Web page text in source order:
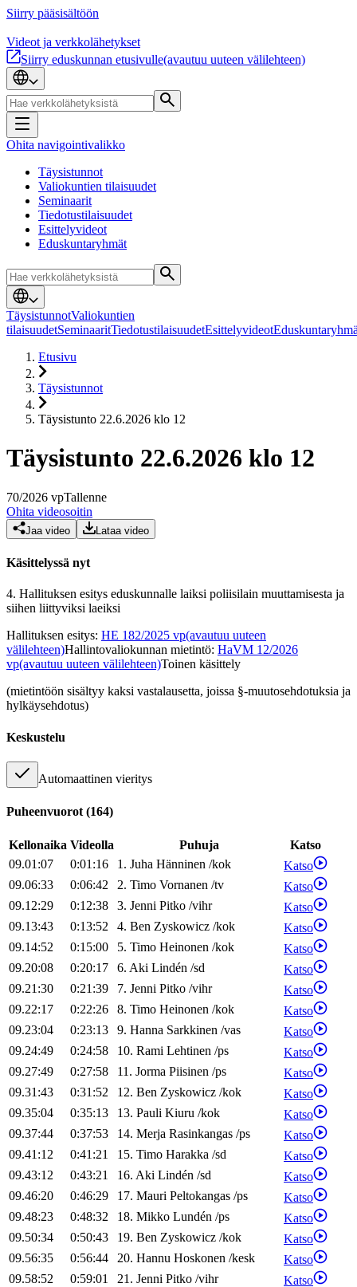
Siirry pääsisältöön
Videot ja verkkolähetykset
Siirry eduskunnan etusivulle(avautuu uuteen välilehteen)
Ohita navigointivalikko
Täysistunnot
Valiokuntien tilaisuudet
Seminaarit
Tiedotustilaisuudet
Esittelyvideot
Eduskuntaryhmät
TäysistunnotValiokuntien
tilaisuudetSeminaaritTiedotustilaisuudetEsittelyvideot
Etusivu
Täysistunnot
Täysistunto 22.6.2026 klo 12
Täysistunto 22.6.2026 klo 12
70/2026 vpTallenne
Ohita videosoitin
Jaa video Lataa video
Käsittelyssä nyt
4. Hallituksen esitys eduskunnalle laiksi poliisilain muuttamisesta ja
siihen liittyviksi laeiksi
Hallituksen esitys: HE 182/2025 vp(avautuu uuteen
välilehteen)Hallintovaliokunnan mietintö: HaVM 12/2026
vp(avautuu uuteen välilehteen)Toinen käsittely
(mietintöön sisältyy kaksi vastalausetta, joissa §-muutosehdotuksia ja
hylkäysehdotus)
Keskustelu
Automaattinen vieritys
Puheenvuorot (164)
Kellonaika Videolla Puhuja
Katso
09.01:07
0:01:16 1. Juha Hänninen /kok
Katso
09.06:33
0:06:42 2. Timo Vornanen /tv
Katso
09.12:29
0:12:38 3. Jenni Pitko /vihr
Katso
09.13:43
0:13:52 4. Ben Zyskowicz /kok
Katso
09.14:52
0:15:00 5. Timo Heinonen /kok
Katso
09.20:08
0:20:17 6. Aki Lindén /sd
Katso
09.21:30
0:21:39 7. Jenni Pitko /vihr
Katso
09.22:17
0:22:26 8. Timo Heinonen /kok
Katso
09.23:04
0:23:13 9. Hanna Sarkkinen /vas
Katso
09.24:49
0:24:58 10. Rami Lehtinen /ps
Katso
09.27:49
0:27:58 11. Jorma Piisinen /ps
Katso
09.31:43
0:31:52 12. Ben Zyskowicz /kok
Katso
09.35:04
0:35:13 13. Pauli Kiuru /kok
Katso
09.37:44
0:37:53 14. Merja Rasinkangas /ps
Katso
09.41:12
0:41:21 15. Timo Harakka /sd
Katso
09.43:12
0:43:21 16. Aki Lindén /sd
Katso
09.46:20
0:46:29 17. Mauri Peltokangas /ps
Katso
09.48:23
0:48:32 18. Mikko Lundén /ps
Katso
09.50:34
0:50:43 19. Ben Zyskowicz /kok
Katso
09.56:35
0:56:44 20. Hannu Hoskonen /kesk
Katso
09.58:52
0:59:01 21. Jenni Pitko /vihr
Katso